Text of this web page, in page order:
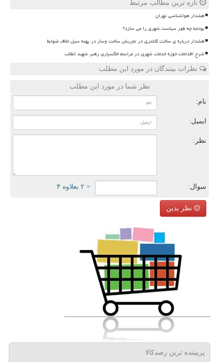
تازه ترین مطالب مرتبط
هشدار هواشناسی تهران
بودجه چه طور سیاست شهری را می سازد؟
هشدار درباره ی ساخت کلانتری در تجریش ساخت وساز در پهنه سیل خلاف ضوابط
شرح اقدامات حوزه خدمات شهری در مراسم خاکسپاری رهبر شهید انقلاب
نظرات بینندگان در مورد این مطلب
نظر شما در مورد این مطلب
نام:
ایمیل:
نظر:
سوال: = ۲ بعلاوه ۴
نظر بدین
پربیننده ترین رصدکالا